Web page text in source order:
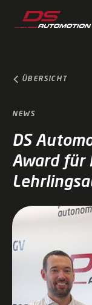
Zum Hauptinhalt
Zum Footer springen
Zum Ende der
Zum Beginn der
ÜBERSICHT
NEWS
DS
Award für